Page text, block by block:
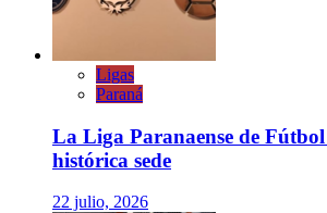
Ligas
Paraná
La Liga Paranaense de
histórica sede
22 julio, 2026